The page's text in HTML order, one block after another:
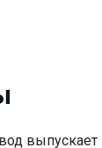
выпускает